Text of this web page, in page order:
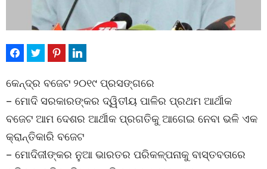
କେନ୍ଦ୍ର ବଜେଟ ୨୦୧୯ ପ୍ରସଙ୍ଗରେ
– ମୋଦି ସରକାରଙ୍କର ଦ୍ୱିତୀୟ ପାଳିର ପ୍ରଥମ ଆର୍ଥୀକ
ବଜେଟ ଆମ ଦେଶର ଆର୍ଥୀକ ପ୍ରଗତିକୁ ଆଗେଇ ନେବା ଭଳି ଏକ
କ୍ରାନ୍ତିକାରି ବଜେଟ
– ମୋଦିଜୀଙ୍କର ନୁଆ ଭାରତର ପରିକଳ୍ପନାକୁ ବାସ୍ତବତାରେ